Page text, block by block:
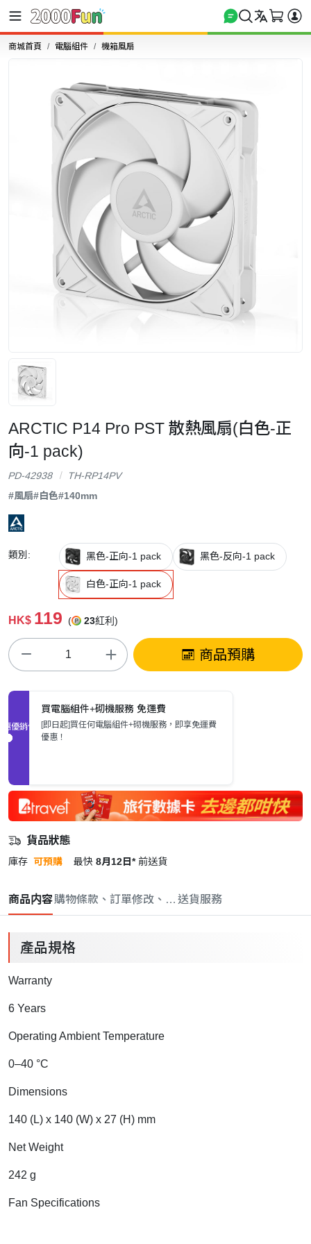
商城首頁 電腦組件 機箱風扇
ARCTIC P14 Pro PST 散熱風扇(白色-正
向-1 pack)
PD-42938
TH-RP14PV
#風扇#白色#140mm
類別: 黑色-正向-1 pack 黑色-反向-1 pack
白色-正向-1 pack
HK$ 119 ( 23紅利)
商品預購
促銷優惠
買電腦組件+砌機服務 免運費
[即日起]買任何電腦組件+砌機服務，即享免運費
優惠！
貨品狀態
庫存 可預購 最快 8月12日* 前送貨
商品内容購物條款、訂單修改、取消與退款政策
送貨服務
產品規格
Warranty
6 Years
Operating Ambient Temperature
0–40 °C
Dimensions
140 (L) x 140 (W) x 27 (H) mm
Net Weight
242 g
Fan Specifications